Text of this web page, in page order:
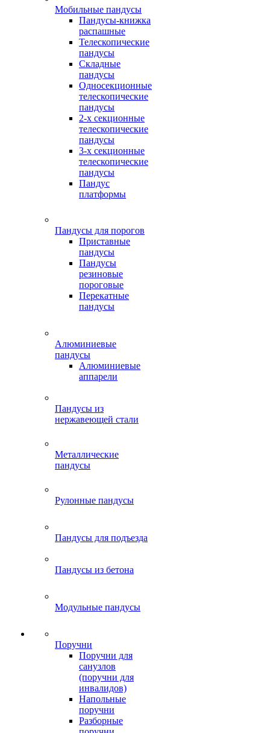
Мобильные пандусы
Пандусы-книжка
распашные
Телескопические
пандусы
Складные
пандусы
Односекционные
телескопические
пандусы
2-х секционные
телескопические
пандусы
3-х секционные
телескопические
пандусы
Пандус
платформы
Пандусы для порогов
Приставные
пандусы
Пандусы
резиновые
пороговые
Перекатные
пандусы
Алюминиевые
пандусы
Алюминиевые
аппарели
Пандусы из
нержавеющей стали
Металлические
пандусы
Рулонные пандусы
Пандусы для подъезда
Пандусы из бетона
Модульные пандусы
Поручни
Поручни для
санузлов
(поручни для
инвалидов)
Напольные
поручни
Разборные